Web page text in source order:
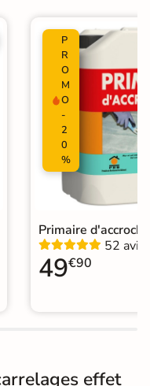
P
R
O
M
O
-
2
0
%
Primaire
52 avis
49€90
effet